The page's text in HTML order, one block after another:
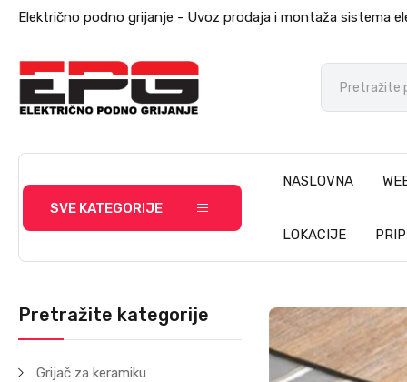
Električno podno grijanje - Uvoz prodaja i montaža sistema
SVE KATEGORIJE
NASLOVNA
LOKACIJE
Pretražite kategorije
Grijač za keramiku